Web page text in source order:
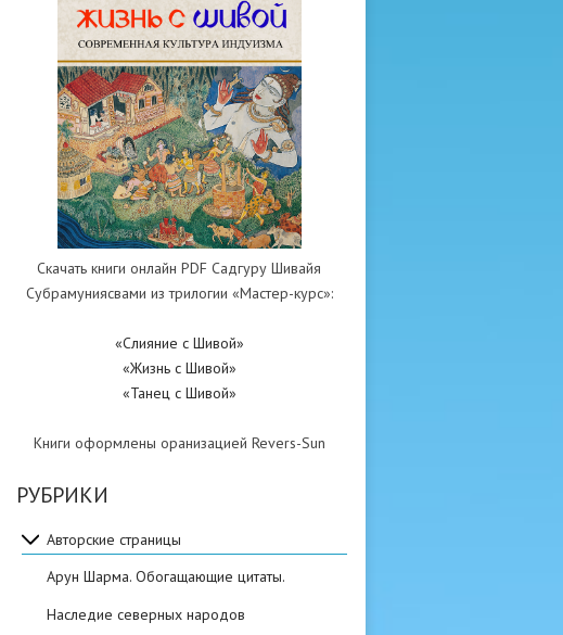
Скачать книги онлайн PDF Садгуру Шивайя
Субрамуниясвами из трилогии «Мастер-курс»:
«Слияние с Шивой»
«Жизнь с Шивой»
«Танец с Шивой»
Книги оформлены оранизацией Revers-Sun
РУБРИКИ
Авторские страницы
Арун Шарма. Обогащающие цитаты.
Наследие северных народов